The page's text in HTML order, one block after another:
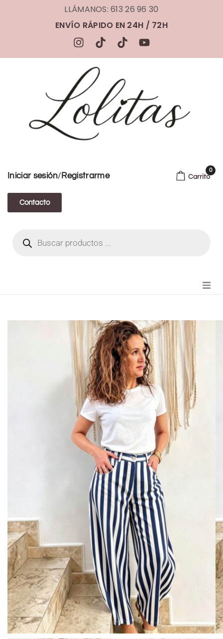
LLÁMANOS: 613 26 96 30
ENVÍO RÁPIDO EN 24H / 72H
Iniciar sesión/ Registrarme
Contacto
Carrito
0
FIANZA TIKTOK
MODA CHICA
BEAUTY
PERFUMES
BISUTERIA
BOLSOS Y MONEDEROS
CALZADO
COMPLEMENTOS
TECNOLOGIA
HOGAR
TARJETAS REGALO